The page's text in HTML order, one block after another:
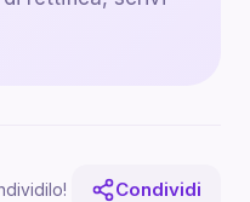
Condividi